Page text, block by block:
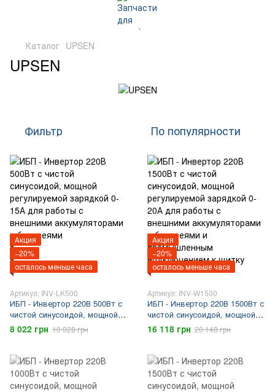
Каталог UPSEN
UPSEN
Фильтр По популярности
Акция
−20%
осталось меньше часа
Артикул: INV-LK500
ИБП - Инвертор 220В 500Вт с
чистой синусоидой, мощной
регулируемой зарядкой 0-15А
для работы с внешними
8 022 грн 10 028 грн
Акция
−20%
осталось меньше часа
Артикул: INV-W1500
ИБП - Инвертор 220В 1500Вт с
чистой синусоидой, мощной
регулируемой зарядкой 0-20А
для работы с внешними
и промышленным
подключением к щитку
16 118 грн 20 148 грн